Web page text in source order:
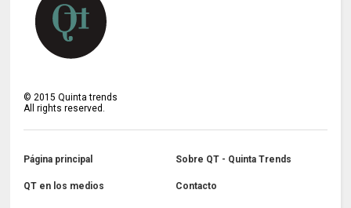
©2015 Quinta trends
All rights reserved.
Página principal Sobre QT - Quinta Trends
QT en los medios Contacto